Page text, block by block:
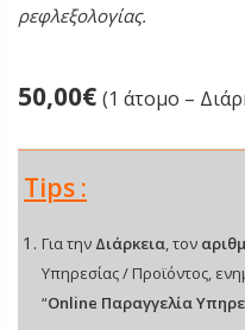
ρεφλεξολογίας.
50,00€ (1 άτομο –
Tips :
Για την Διάρκεια, τον
Υπηρεσίας / Προϊόντος,
“Online Παραγγελία